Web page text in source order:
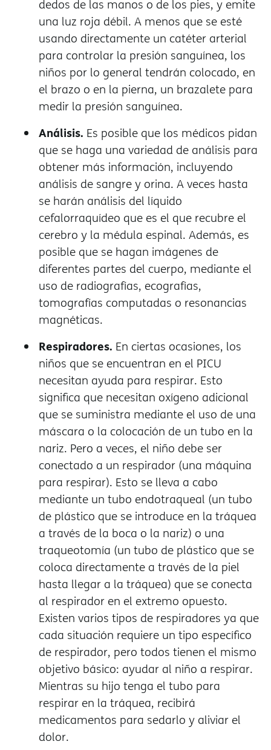
dedos de las manos o de los pies, y emite
una luz roja débil. A menos que se esté
usando directamente un catéter arterial
para controlar la presión sanguínea, los
niños por lo general tendrán colocado, en
el brazo o en la pierna, un brazalete para
medir la presión sanguínea.
Análisis. Es posible que los médicos pidan
que se haga una variedad de análisis para
obtener más información, incluyendo
análisis de sangre y orina. A veces hasta
se harán análisis del líquido
cefalorraquídeo que es el que recubre el
cerebro y la médula espinal. Además, es
posible que se hagan imágenes de
diferentes partes del cuerpo, mediante el
uso de radiografías, ecografías,
tomografías computadas o resonancias
magnéticas.
Respiradores. En ciertas ocasiones, los
niños que se encuentran en el PICU
necesitan ayuda para respirar. Esto
significa que necesitan oxígeno adicional
que se suministra mediante el uso de una
máscara o la colocación de un tubo en la
nariz. Pero a veces, el niño debe ser
conectado a un respirador (una máquina
para respirar). Esto se lleva a cabo
mediante un tubo endotraqueal (un tubo
de plástico que se introduce en la tráquea
a través de la boca o la nariz) o una
traqueotomía (un tubo de plástico que se
coloca directamente a través de la piel
hasta llegar a la tráquea) que se conecta
al respirador en el extremo opuesto.
Existen varios tipos de respiradores ya que
cada situación requiere un tipo específico
de respirador, pero todos tienen el mismo
objetivo básico: ayudar al niño a respirar.
Mientras su hijo tenga el tubo para
respirar en la tráquea, recibir
medicamentos para sedarlo y aliviar el
dolor.